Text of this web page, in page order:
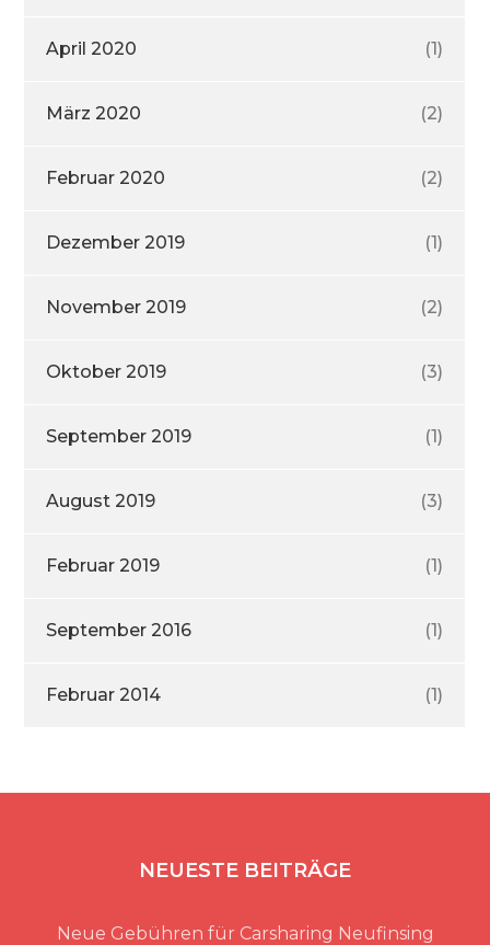
April 2020 (1)
März 2020 (2)
Februar 2020 (2)
Dezember 2019 (1)
November 2019 (2)
Oktober 2019 (3)
September 2019 (1)
August 2019 (3)
Februar 2019 (1)
September 2016 (1)
Februar 2014 (1)
NEUESTE BEITRÄGE
Neue Gebühren für Carsharing Neufinsing